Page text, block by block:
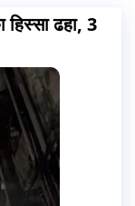
हिस्सा ढहा, 3